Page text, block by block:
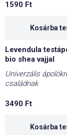
1590 Ft
Kosárba
Levendula
bio shea vajjal
Univerzális
családnak
3490 Ft
Kosárba